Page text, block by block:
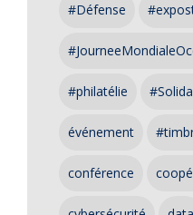
#Défense
#philatélie
événement
conférence